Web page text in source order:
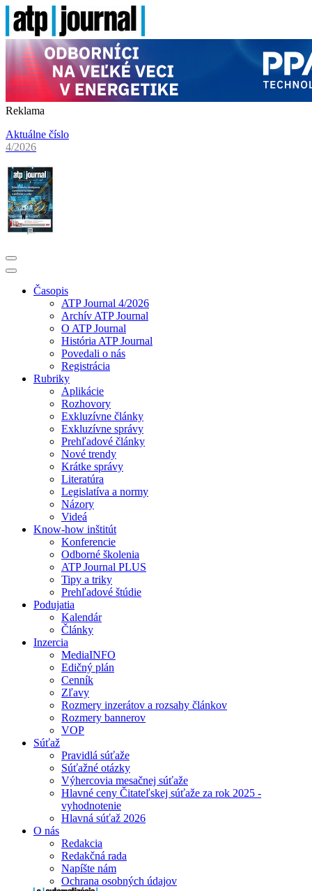
Reklama
Aktuálne číslo
4/2026
Časopis
ATP Journal 4/2026
Archív ATP Journal
O ATP Journal
História ATP Journal
Povedali o nás
Registrácia
Rubriky
Aplikácie
Rozhovory
Exkluzívne články
Exkluzívne správy
Prehľadové články
Nové trendy
Krátke správy
Literatúra
Legislatíva a normy
Názory
Videá
Know-how inštitút
Konferencie
Odborné školenia
ATP Journal PLUS
Tipy a triky
Prehľadové štúdie
Podujatia
Kalendár
Články
Inzercia
MediaINFO
Edičný plán
Cenník
Zľavy
Rozmery inzerátov a rozsahy článkov
Rozmery bannerov
VOP
Súťaž
Pravidlá súťaže
Súťažné otázky
Výhercovia mesačnej súťaže
Hlavné ceny Čitateľskej súťaže za rok 2025 -
vyhodnotenie
Hlavná súťaž 2026
O nás
Redakcia
Redakčná rada
Napíšte nám
Ochrana osobných údajov